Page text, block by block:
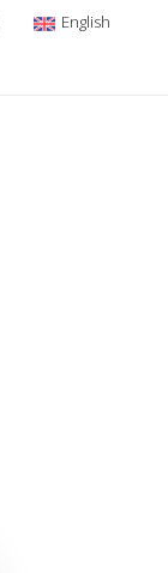
English